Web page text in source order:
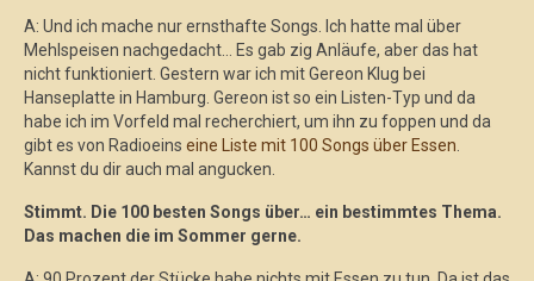
A: Und ich mache nur ernsthafte Songs. Ich hatte mal über
Mehlspeisen nachgedacht… Es gab zig Anläufe, aber das hat
nicht funktioniert. Gestern war ich mit Gereon Klug bei
Hanseplatte in Hamburg. Gereon ist so ein Listen-Typ und da
habe ich im Vorfeld mal recherchiert, um ihn zu foppen und da
gibt es von Radioeins eine Liste mit 100 Songs über Essen.
Kannst du dir auch mal angucken.
Stimmt. Die 100 besten Songs über… ein bestimmtes Thema.
Das machen die im Sommer gerne.